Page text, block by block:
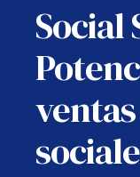
Social